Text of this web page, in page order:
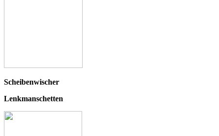
Scheibenwischer
Lenkmanschetten